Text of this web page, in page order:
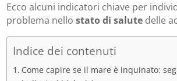
Ecco alcuni indicatori chiave per
problema nellostato di salute delle
Indice dei contenuti
Come capire se il mare è inquinato: